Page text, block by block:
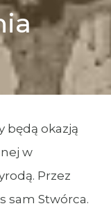
będą okazją
w
Przez
sam Stwórca.